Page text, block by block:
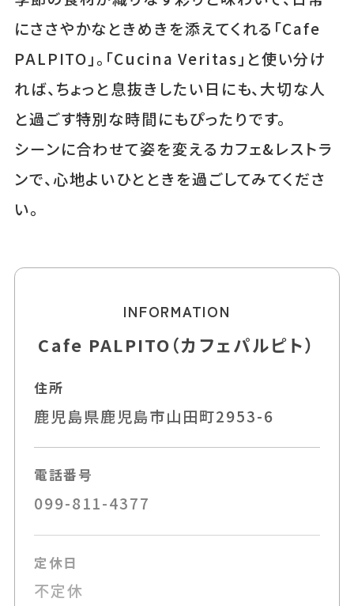
にささやかなときめきを添えてくれる「Cafe
PALPITO」。「Cucina Veritas」と使い分け
れば、ちょっと息抜きしたい日にも、大切な人
と過ごす特別な時間にもぴったりです。
シーンに合わせて姿を変えるカフェ&レストラ
ンで、心地よいひとときを過ごしてみてくださ
い。
INFORMATION
Cafe PALPITO（カフェパルピト）
住所
鹿児島県鹿児島市山田町2953-6
電話番号
099-811-4377
定休日
不定休